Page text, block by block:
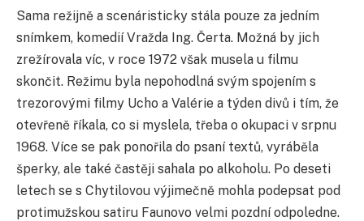
Sama režijně a scenáristicky stála pouze za jedním
snímkem, komedií Vražda Ing. Čerta. Možná by jich
zrežírovala víc, v roce 1972 však musela u filmu
skončit. Režimu byla nepohodlná svým spojením s
trezorovými filmy Ucho a Valérie a týden divů i tím, že
otevřeně říkala, co si myslela, třeba o okupaci v srpnu
1968. Více se pak ponořila do psaní textů, vyráběla
šperky, ale také častěji sahala po alkoholu. Po deseti
letech se s Chytilovou výjimečně mohla podepsat pod
protimužskou satiru Faunovo velmi pozdní odpoledne.